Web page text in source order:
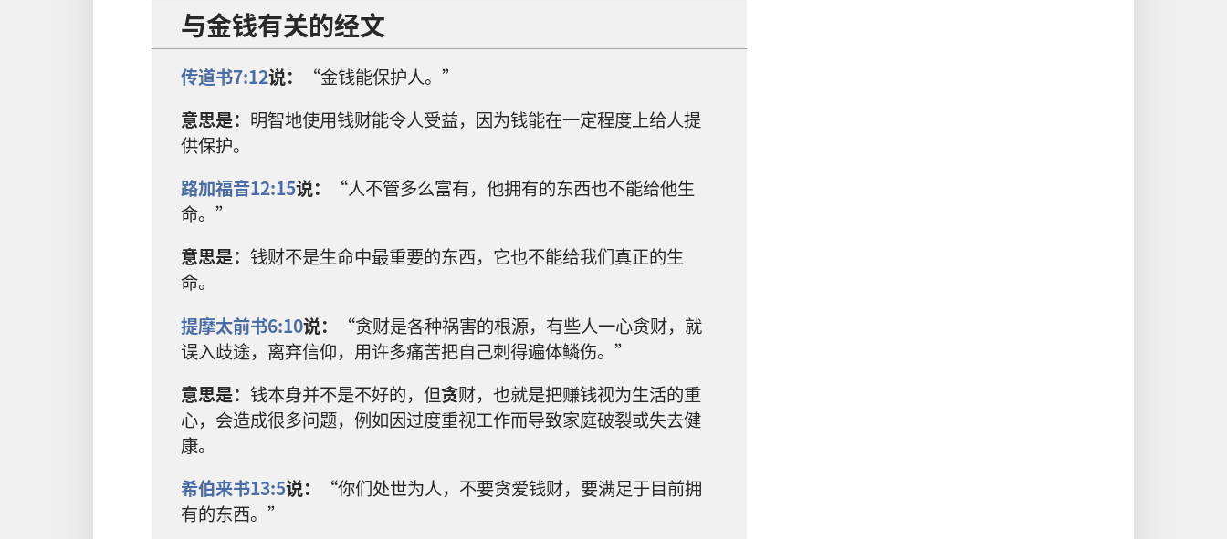
与金钱有关的经文
传道书7:12说：
“金钱能保护人。”
意思是： 明智地使用钱财能令人受益，因为钱能在一定程度上给人提
供保护。
路加福音12:15说：
“人不管多么富有，他拥有的东西也不能给他生
命。”
意思是： 钱财不是生命中最重要的东西，它也不能给我们真正的生
命。
提摩太前书6:10说：
“贪财是各种祸害的根源，有些人一心贪财，就
误入歧途，离弃信仰，用许多痛苦把自己刺得遍体鳞伤。”
意思是： 钱本身并不是不好的，但贪财，也就是把赚钱视为生活的重
心，会造成很多问题，例如因过度重视工作而导致家庭破裂或失去健
康。
希伯来书13:5说：
“你们处世为人，不要贪爱钱财，要满足于目前拥
有的东西。”